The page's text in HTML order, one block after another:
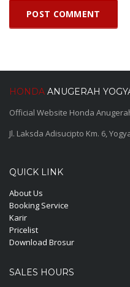
HONDA ANUGERAH
Official Website Honda
Jl. Laksda Adisucipto Km. 6,
QUICK LINK
About Us
Booking Service
Karir
Pricelist
Download Brosur
SALES HOURS